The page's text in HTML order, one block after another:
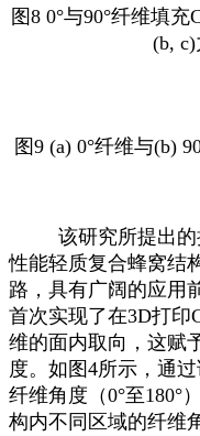
图8 0°与90°纤维填
(b,
图9 (a) 0°纤维与(b)
该研究所提出的扩
性能轻质复合蜂窝结
路，具有广阔的应用
首次实现了在3D打印
维的面内取向，这赋
度。如图4所示，通
纤维角度（0°至180°
构内不同区域的纤维